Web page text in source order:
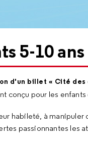
5-10 ans
d'un billet « Cité des
conçu pour les enfants
habileté, à
passionnantes les